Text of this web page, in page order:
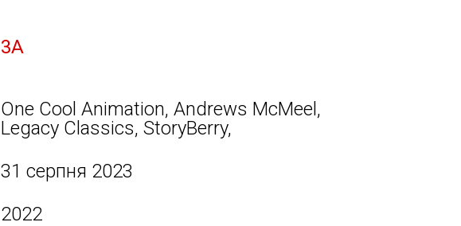
3А
One Cool Animation, Andrews McMeel,
Legacy Classics, StoryBerry,
31 серпня 2023
2022